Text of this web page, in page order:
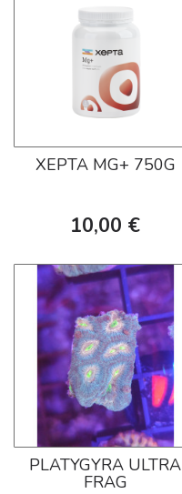
XEPTA MG+ 750G
10,00 €
PLATYGYRA ULTRA
FRAG